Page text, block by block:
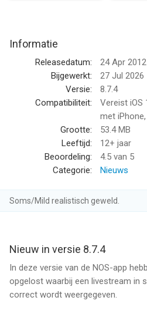
Informatie
Releasedatum:
24 Apr 2012
Bijgewerkt:
27 Jul 2026
Versie:
8.7.4
Compatibiliteit:
Vereist iOS
met
Grootte:
53.4 MB
Leeftijd:
12+ jaar
Beoordeling:
4.5 van 5
Categorie:
Nieuws
Soms/Mild realistisch geweld.
Nieuw in versie 8.7.4
In deze versie van de NOS-app
opgelost waarbij een livestream in
correct wordt weergegeven.